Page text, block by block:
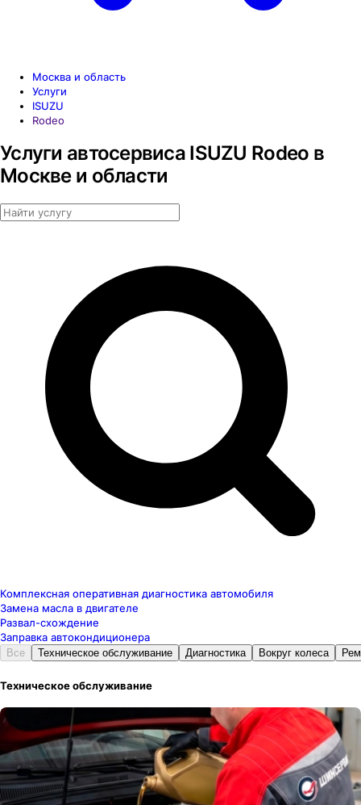
Москва и область
Услуги
ISUZU
Rodeo
Услуги автосервиса ISUZU Rodeo в
Москве и области
Комплексная оперативная диагностика автомобиля
Замена масла в двигателе
Развал-схождение
Заправка автокондиционера
Все Техническое обслуживание Диагностика Вокруг колеса
Техническое обслуживание